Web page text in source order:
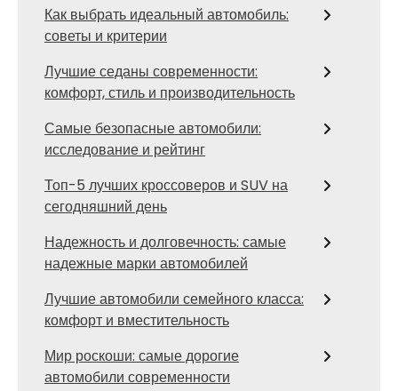
Как выбрать идеальный автомобиль:
советы и критерии
Лучшие седаны современности:
комфорт, стиль и производительность
Самые безопасные автомобили:
исследование и рейтинг
Топ-5 лучших кроссоверов и SUV на
сегодняшний день
Надежность и долговечность: самые
надежные марки автомобилей
Лучшие автомобили семейного класса:
комфорт и вместительность
Мир роскоши: самые дорогие
автомобили современности